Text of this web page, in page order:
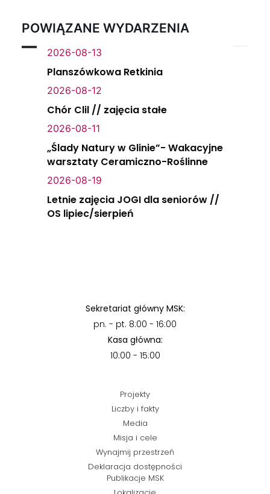
POWIĄZANE WYDARZENIA
2026-08-13
Planszówkowa Retkinia
2026-08-12
Chór Clil // zajęcia stałe
2026-08-11
„Ślady Natury w Glinie”- Wakacyjne
warsztaty Ceramiczno-Roślinne
2026-08-19
Letnie zajęcia JOGI dla seniorów //
OS lipiec/sierpień
Sekretariat główny MSK:
pn. - pt. 8:00 - 16:00
Kasa główna:
10:00 - 15:00
Projekty
Liczby i fakty
Media
Misja i cele
Wynajmij przestrzeń
Deklaracja dostępności
Publikacje MSK